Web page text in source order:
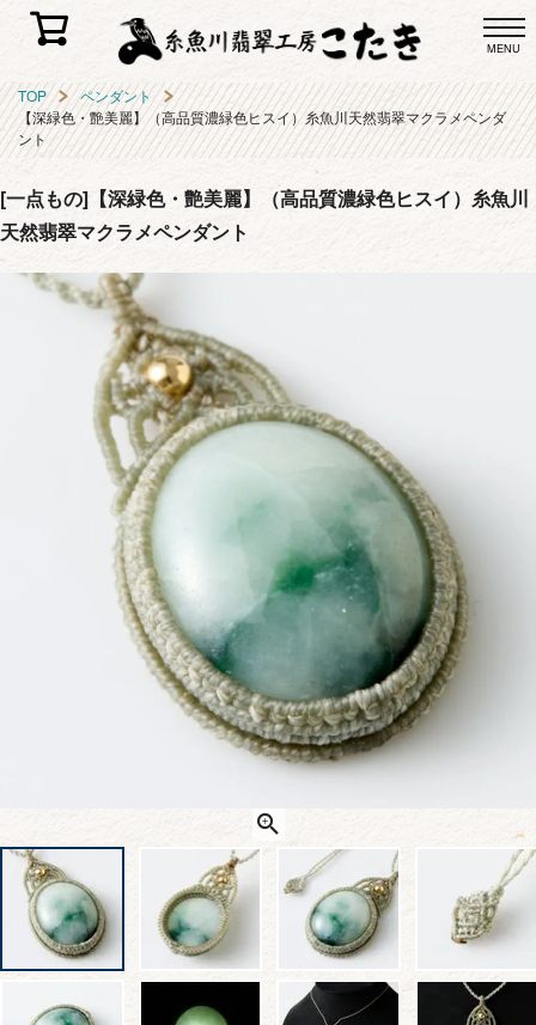
MENU
TOP
ペンダント
【深緑色・艶美麗】（高品質濃緑色ヒスイ）糸魚川天然翡翠マクラメペンダ
ント
[一点もの]【深緑色・艶美麗】（高品質濃緑色ヒスイ）糸魚川
天然翡翠マクラメペンダント